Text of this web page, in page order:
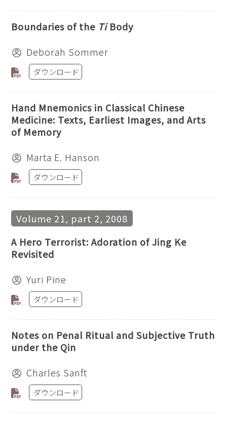
Boundaries of the TiBody
Deborah Sommer
ダウンロード
Hand Mnemonics in Classical Chinese
Medicine: Texts, Earliest Images, and Arts
of Memory
Marta E. Hanson
ダウンロード
Volume 21, part 2, 2008
A Hero Terrorist: Adoration of Jing Ke
Revisited
Yuri Pine
ダウンロード
Notes on Penal Ritual and Subjective Truth
under the Qin
Charles Sanft
ダウンロード